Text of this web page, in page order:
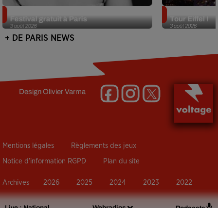
3 août 2026
Festival gratuit à Paris
3 août 2026
Tour Eiffel !
+ DE PARIS NEWS
DesignOlivier Varma
Mentions légales Règlements des jeux
Notice d’information RGPD Plan du site
Archives 2026 2025 2024 2023 2022